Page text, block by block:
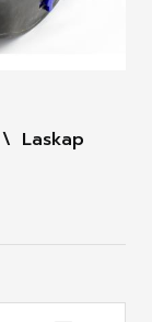
\ Laskap